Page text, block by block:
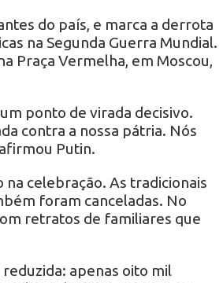
do país, e marca a derrota
na Segunda Guerra Mundial.
Praça Vermelha, em Moscou,
ponto de virada decisivo.
contra a nossa pátria. Nós
Putin.
celebração. As tradicionais
foram canceladas. No
retratos de familiares que
apenas oito mil